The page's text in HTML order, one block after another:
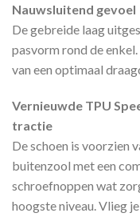
Nauwsluitend gevoel
De gebreide laag
pasvorm rond de
van een optimaal
Vernieuwde TPU
tractie
De schoen is voorzien
buitenzool met een
schroefnoppen wat
hoogste niveau. Vlieg